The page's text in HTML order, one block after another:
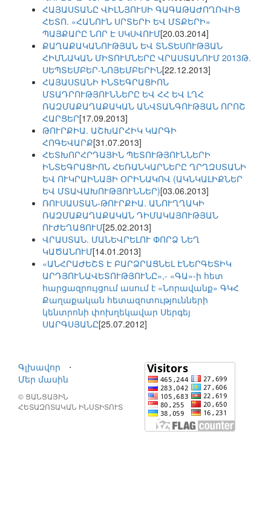
ՀԱՅԱՍՏԱՆԸ ՎԻԼՆՅՈՒՍԻ ԳԱԳԱԹԱԺՈՂՈՎԻՑ
ՀԵՏՈ. «ՀԱՆՈՒՆ ՍՐՏԵՐԻ ԵՎ ՄՏՔԵՐԻ»
ՊԱՅՔԱՐԸ ՆՈՐ Է ՍԿՍՎՈՒՄ[20.03.2014]
ՔԱՂԱՔԱԿԱՆՈՒԹՅԱՆ ԵՎ ՏՆՏԵՍՈՒԹՅԱՆ
ՀԻՄՆԱԿԱՆ ՄԻՏՈՒՄՆԵՐԸ ՎՐԱՍՏԱՆՈՒՄ 2013Թ.
ՍԵՊՏԵՄԲԵՐ-ՆՈՅԵՄԲԵՐԻՆ[22.12.2013]
ՀԱՅԱՍՏԱՆԻ ԻՆՏԵԳՐԱՑԻՈՆ
ՄՏԱԴՐՈՒԹՅՈՒՆՆԵՐԸ ԵՎ ՀՀ ԵՎ ԼՂՀ
ՌԱԶՄԱՔԱՂԱՔԱԿԱՆ ԱՆՎՏԱՆԳՈՒԹՅԱՆ ՈՐՈՇ
ՀԱՐՑԵՐ[17.09.2013]
ԹՈՒՐՔԻԱ. ԱՇԽԱՐՀԻԿ ԿԱՐԳԻ
ՀՈԳԵՎԱՐՔ[31.07.2013]
ՀԵՏԽՈՐՀՐԴԱՅԻՆ ՊԵՏՈՒԹՅՈՒՆՆԵՐԻ
ԻՆՏԵԳՐԱՑԻՈՆ ՀԵՌԱՆԿԱՐՆԵՐԸ ՂՐՂԶՍՏԱՆԻ
ԵՎ ՈՒԿՐԱԻՆԱՅԻ ՕՐԻՆԱԿՈՎ (ԱԿՆԿԱԼԻՔՆԵՐ
ԵՎ ՄՏԱՎԱԽՈՒԹՅՈՒՆՆԵՐ)[03.06.2013]
ՌՈՒՍԱՍՏԱՆ-ԹՈՒՐՔԻԱ. ԱՆՈՒՂՂԱԿԻ
ՌԱԶՄԱՔԱՂԱՔԱԿԱՆ ԴԻՄԱԿԱՅՈՒԹՅԱՆ
ՈՒԺԵՂԱՑՈՒՄ[25.02.2013]
ՎՐԱՍՏԱՆ. ՄԱՆԵՎՐԵԼՈՒ ՓՈՐՁ ՆԵՂ
ԿԱԾԱՆՈՒՄ[14.01.2013]
«ԱՆՀՐԱԺԵՇՏ Է ԲԱՐՁՐԱՑՆԵԼ ԷՆԵՐԳԵՏԻԿ
ԱՐԴՅՈՒՆԱՎԵՏՈՒԹՅՈՒՆԸ»,- «ԳԱ»-ի հետ
հարցազրույցում ասում է «Նորավանք» ԳԿՀ
Քաղաքական հետազոտությունների
կենտրոնի փոխղեկավար Սերգեյ
ՍԱՐԳՍՅԱՆԸ[25.07.2012]
Գլխավոր
⋅
Մեր մասին
© ՑԱՆՑԱՅԻՆ
ՀԵՏԱԶՈՏԱԿԱՆ ԻՆՍՏԻՏՈՒՏ